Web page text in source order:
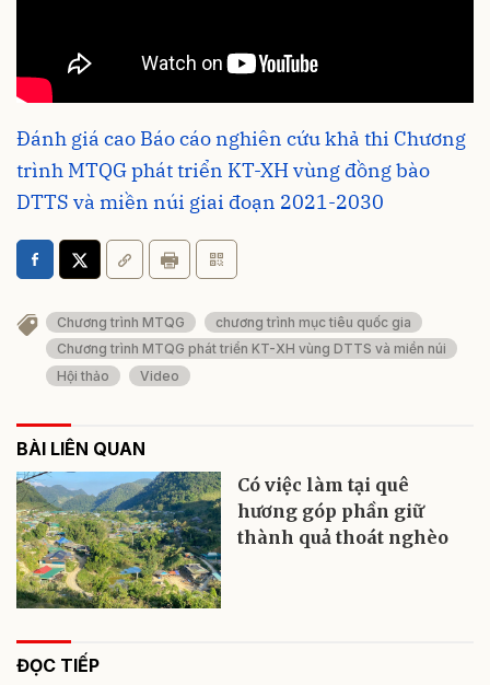
Đánh giá cao Báo cáo nghiên cứu khả thi Chương
trình MTQG phát triển KT-XH vùng đồng bào
DTTS và miền núi giai đoạn 2021-2030
Chương trình MTQG
chương trình mục tiêu quốc gia
Chương trình MTQG phát triển KT-XH vùng DTTS và miền núi
Hội thảo
Video
BÀI LIÊN QUAN
Có việc làm tại quê
hương góp phần giữ
thành quả thoát nghèo
ĐỌC TIẾP